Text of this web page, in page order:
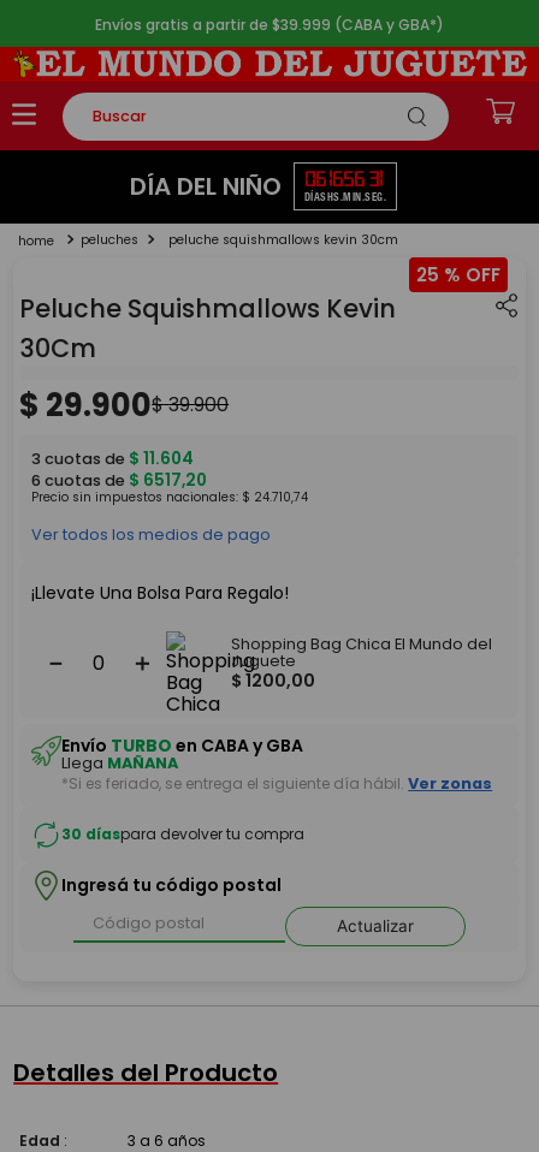
Envíos gratis a partir de $39.999 (CABA y GBA*)
Buscar
TÉRMINOS MÁS BUSCADOS
2.
lego
DÍA DEL NIÑO 06
DÍAS
16
HS.
56
MIN.
30
SEG.
peluches peluche squishmallows kevin 30cm
25 %
Peluche Squishmallows Kevin
30Cm
$ 29.900$39.900
3 cuotas de $ 11.604
6 cuotas de $ 6517,20
Precio sin impuestos nacionales: $ 24.710,74
Ver todos los medios de pago
¡Llevate Una Bolsa Para Regalo!
＋
－
Shopping Bag Chica El Mundo del
Juguete
$ 1200,00
Envío TURBO en CABA y GBA
Llega MAÑANA
*Si es feriado, se entrega el siguiente día hábil. Ver zonas
30 díaspara devolver tu compra
Ingresá tu código postal
Actualizar
Detalles del Producto
Edad : 3 a 6 años